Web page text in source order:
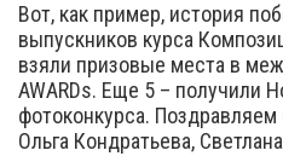
Вот, как пример, история
выпускников курса
взяли призовые места в
AWARDs. Еще 5 – получили
фотоконкурса.
Ольга Кондратьева,